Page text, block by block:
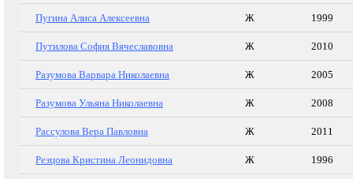
Пугина Алиса Алексеевна Ж 1999
Путилова София Вячеславовна Ж 2010
Разумова Варвара Николаевна Ж 2005
Разумова Ульяна Николаевна Ж 2008
Рассулова Вера Павловна Ж 2011
Резцова Кристина Леонидовна Ж 1996